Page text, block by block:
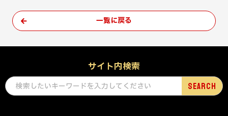
一覧に戻る
サイト内検索